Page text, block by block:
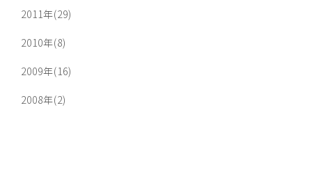
2011年(29)
2010年(8)
2009年(16)
2008年(2)